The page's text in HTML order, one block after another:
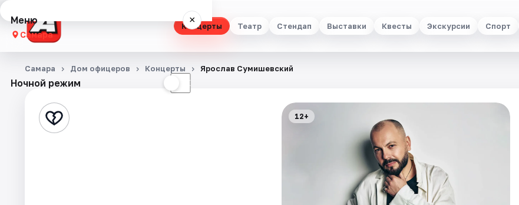
Концерты Театр Стендап Выставки Квесты Экскурсии Спорт
Меню ×
Самара
Концерты
Стендап
Ночной режим ☾
Самара Дом офицеров Концерты Ярослав Сумишевский
12+